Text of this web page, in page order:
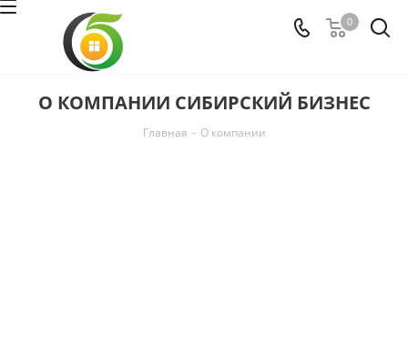
0
О КОМПАНИИ СИБИРСКИЙ БИЗНЕС
Главная - О компании